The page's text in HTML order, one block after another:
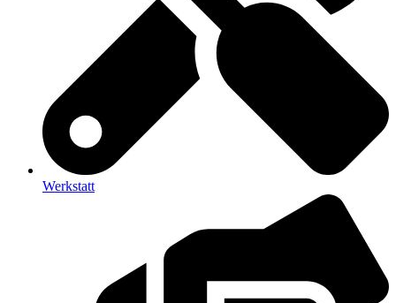
Werkstatt